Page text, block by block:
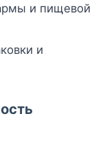
и пищевой
и